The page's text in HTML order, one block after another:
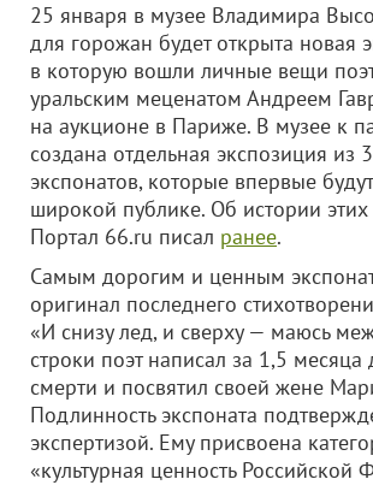
25 января в музее Владимира
для горожан будет открыта новая
в которую вошли личные вещи
уральским меценатом Андреем
на аукционе в Париже. В музее к
создана отдельная экспозиция из
экспонатов, которые впервые
широкой публике. Об истории
Портал 66.ru писал ранее.
Самым дорогим и ценным
оригинал последнего
«И снизу лед, и сверху — маюсь
строки поэт написал за 1,5 месяца
смерти и посвятил своей жене
Подлинность экспоната
экспертизой. Ему присвоена
«культурная ценность Российской